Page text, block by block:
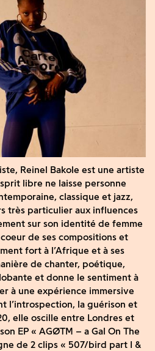
Reinel Bakole est une artiste
libre ne laisse personne
classique et jazz,
très particulier aux influences
sur son identité de femme
de ses compositions et
fort à l’Afrique et à ses
de chanter, poétique,
et donne le sentiment à
à une expérience immersive
l’introspection, la guérison et
elle oscille entre Londres et
EP « AGØTM – a Gal On The
de 2 clips « 507/bird part I &